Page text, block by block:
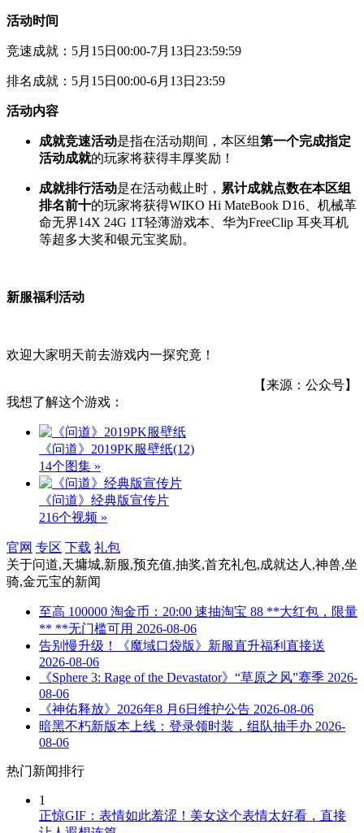
活动时间
竞速成就：5月15日00:00-7月13日23:59:59
排名成就：5月15日00:00-6月13日23:59
活动内容
成就竞速活动是指在活动期间，本区组第一个完成指定
活动成就的玩家将获得丰厚奖励！
成就排行活动是在活动截止时， 累计成就点数在本区组
排名前十的玩家将获得WIKO Hi MateBook D16、机械革
命无界14X 24G 1T轻薄游戏本、华为FreeClip 耳夹耳机
等超多大奖和银元宝奖励。
新服福利活动
欢迎大家明天前去游戏内一探究竟！
【来源：公众号】
我想了解这个游戏：
《问道》2019PK服壁纸(12)
14个图集 »
《问道》经典版宣传片
216个视频 »
官网 专区 下载 礼包
关于问道,天墉城,新服,预充值,抽奖,首充礼包,成就达人,神兽,坐
骑,金元宝的新闻
至高 100000 淘金币：20:00 速抽淘宝 88 **大红包，限量
** **无门槛可用 2026-08-06
告别慢升级！《魔域口袋版》新服直升福利直接送
2026-08-06
《Sphere 3: Rage of the Devastator》“草原之风”赛季 2026-
08-06
《神佑释放》2026年8 月6日维护公告 2026-08-06
暗黑不朽新版本上线：登录领时装，组队抽手办 2026-
08-06
热门新闻排行
1
正惊GIF：表情如此羞涩！美女这个表情太好看，直接